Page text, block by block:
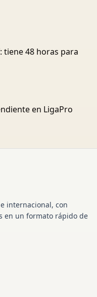
tiene 48 horas para
en LigaPro
internacional, con
en un formato rápido de